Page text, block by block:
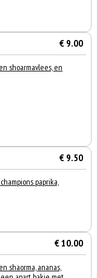
€ 9.00
shoarmavlees, en
€ 9.50
paprika,
€ 10.00
shaorma, ananas,